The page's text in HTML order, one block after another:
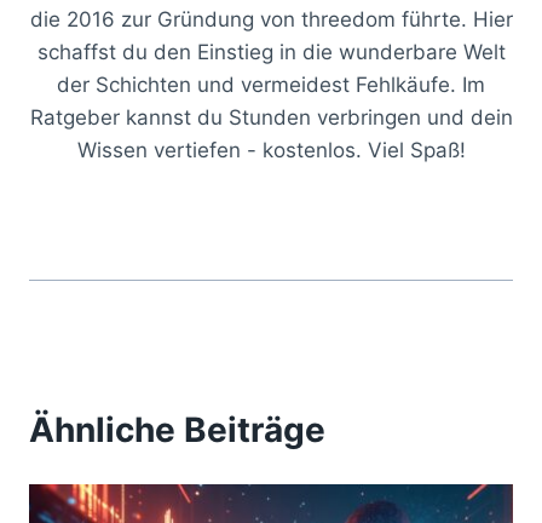
die 2016 zur Gründung von threedom führte. Hier
schaffst du den Einstieg in die wunderbare Welt
der Schichten und vermeidest Fehlkäufe. Im
Ratgeber kannst du Stunden verbringen und dein
Wissen vertiefen - kostenlos. Viel Spaß!
Ähnliche Beiträge